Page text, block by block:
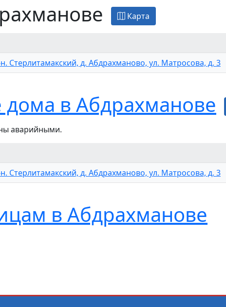
Карта
Стерлитамакский, д. Абдрахманово, ул. Матросова, д. 3
в Абдрахманове
аварийными.
Стерлитамакский, д. Абдрахманово, ул. Матросова, д. 3
в Абдрахманове